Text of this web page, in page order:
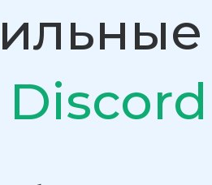
Discord